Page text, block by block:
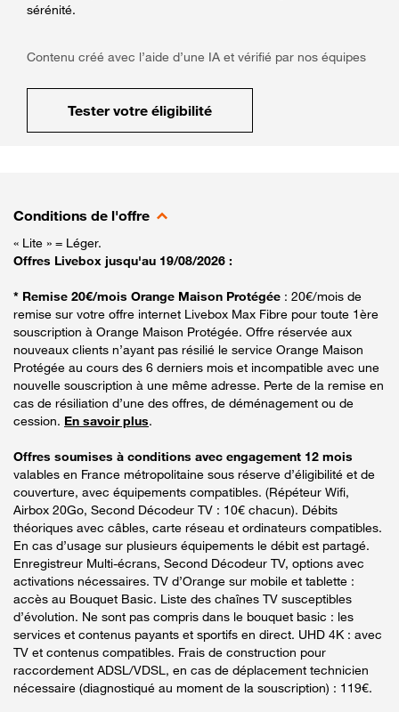
sérénité.
Contenu créé avec l’aide d’une IA et vérifié par nos équipes
Tester votre éligibilité
Conditions de l'offre
« Lite » = Léger.
Offres Livebox jusqu'au 19/08/2026 :
* Remise 20€/mois Orange Maison Protégée : 20€/mois de
remise sur votre offre internet Livebox Max Fibre pour toute 1ère
souscription à Orange Maison Protégée. Offre réservée aux
nouveaux clients n’ayant pas résilié le service Orange Maison
Protégée au cours des 6 derniers mois et incompatible avec une
nouvelle souscription à une même adresse. Perte de la remise en
cas de résiliation d’une des offres, de déménagement ou de
cession. En savoir plus.
Offres soumises à conditions avec engagement 12 mois
valables en France métropolitaine sous réserve d’éligibilité et de
couverture, avec équipements compatibles. (Répéteur Wifi,
Airbox 20Go, Second Décodeur TV : 10€ chacun). Débits
théoriques avec câbles, carte réseau et ordinateurs compatibles.
En cas d’usage sur plusieurs équipements le débit est partagé.
Enregistreur Multi-écrans, Second Décodeur TV, options avec
activations nécessaires. TV d’Orange sur mobile et tablette :
accès au Bouquet Basic. Liste des chaînes TV susceptibles
d’évolution. Ne sont pas compris dans le bouquet basic : les
services et contenus payants et sportifs en direct. UHD 4K : avec
TV et contenus compatibles. Frais de construction pour
raccordement ADSL/VDSL, en cas de déplacement technicien
nécessaire (diagnostiqué au moment de la souscription) : 119€.